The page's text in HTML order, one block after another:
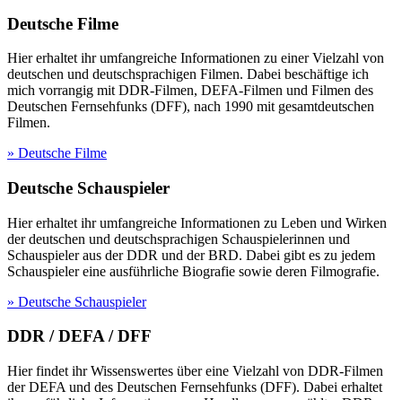
Deutsche Filme
Hier erhaltet ihr umfangreiche Informationen zu einer Vielzahl von
deutschen und deutschsprachigen Filmen. Dabei beschäftige ich
mich vorrangig mit DDR-Filmen, DEFA-Filmen und Filmen des
Deutschen Fernsehfunks (DFF), nach 1990 mit gesamtdeutschen
Filmen.
» Deutsche Filme
Deutsche Schauspieler
Hier erhaltet ihr umfangreiche Informationen zu Leben und Wirken
der deutschen und deutschsprachigen Schauspielerinnen und
Schauspieler aus der DDR und der BRD. Dabei gibt es zu jedem
Schauspieler eine ausführliche Biografie sowie deren Filmografie.
» Deutsche Schauspieler
DDR / DEFA / DFF
Hier findet ihr Wissenswertes über eine Vielzahl von DDR-Filmen
der DEFA und des Deutschen Fernsehfunks (DFF). Dabei erhaltet